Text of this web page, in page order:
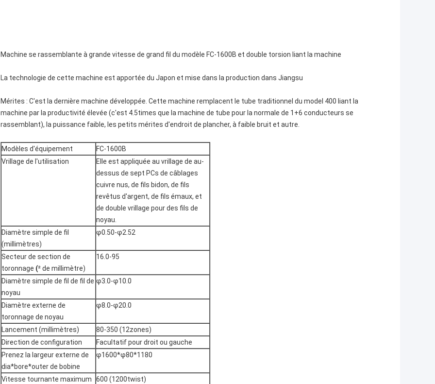
Machine se rassemblante à grande vitesse de grand fil du modèle FC-1600B et double torsion liant la machine
La technologie de cette machine est apportée du Japon et mise dans la production dans Jiangsu
Mérites : C'est la dernière machine développée. Cette machine remplacent le tube traditionnel du model 400 liant la
machine par la productivité élevée (c'est 4.5times que la machine de tube pour la normale de 1+6 conducteurs se
rassemblant), la puissance faible, les petits mérites d'endroit de plancher, à faible bruit et autre.
Modèles d'équipement
FC-1600B
Vrillage de l'utilisation
Elle est appliquée au vrillage de au-
dessus de sept PCs de câblages
cuivre nus, de fils bidon, de fils
revêtus d'argent, de fils émaux, et
de double vrillage pour des fils de
noyau.
Diamètre simple de fil
(millimètres)
φ0.50-φ2.52
Secteur de section de
toronnage (² de millimètre)
16.0-95
Diamètre simple de fil de fil de
noyau
φ3.0-φ10.0
Diamètre externe de
toronnage de noyau
φ8.0-φ20.0
Lancement (millimètres)
80-350 (12zones)
Direction de configuration
Facultatif pour droit ou gauche
Prenez la largeur externe de
dia*bore*outer de bobine
φ1600*φ80*1180
Vitesse tournante maximum
600 (1200twist)